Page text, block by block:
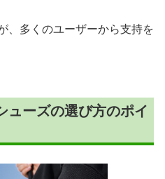
、多くのユーザーから支持を
ューズの選び方のポイ